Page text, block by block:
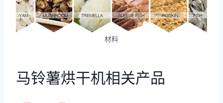
材料
马铃薯烘干机相关产品